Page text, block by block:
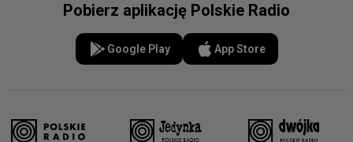
Pobierz aplikację Polskie Radio
Google Play App Store